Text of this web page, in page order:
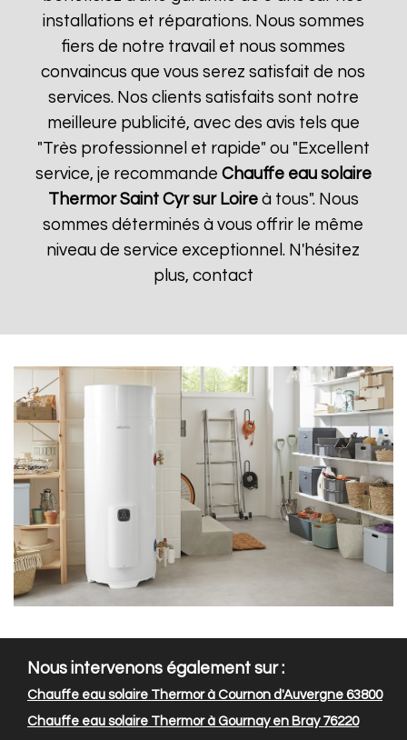
installations et réparations. Nous sommes
fiers de notre travail et nous sommes
convaincus que vous serez satisfait de nos
services. Nos clients satisfaits sont notre
meilleure publicité, avec des avis tels que
"Très professionnel et rapide" ou "Excellent
service, je recommande Chauffe eau solaire
Thermor Saint Cyr sur Loireà tous". Nous
sommes déterminés à vous offrir le même
niveau de service exceptionnel. N'hésitez
plus, contact
Nous intervenons également sur :
Chauffe eau solaire Thermor à Cournon d'Auvergne 63800
Chauffe eau solaire Thermor à Gournay en Bray 76220